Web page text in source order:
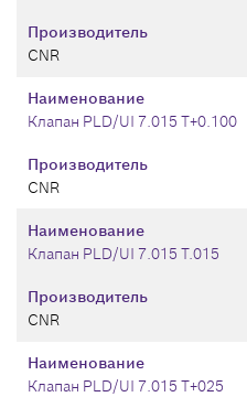
Производитель
CNR
Производитель
CNR
Наименование
Клапан PLD/UI 7.015 T+0.100
Производитель
CNR
Наименование
Клапан PLD/UI 7.015 T.015
Наименование
Клапан PLD/UI 7.015 T+025